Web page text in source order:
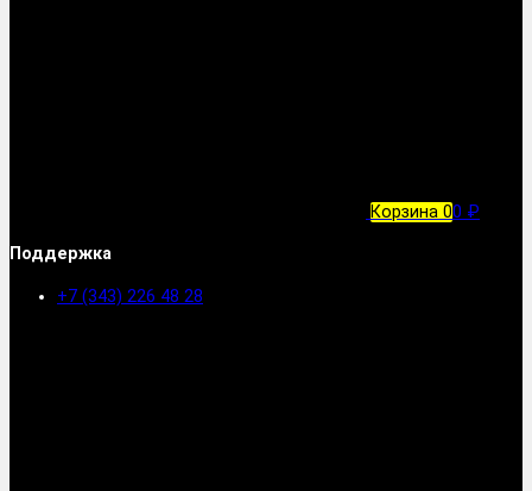
Корзина 00 ₽
Поддержка
+7 (343) 226 48 28